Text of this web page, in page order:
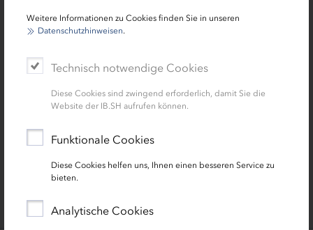
Weitere Informationen zu Cookies finden Sie in unseren
Datenschutzhinweisen.
Technisch notwendige Cookies
Diese Cookies sind zwingend erforderlich, damit Sie die
Website der IB.SH aufrufen können.
Funktionale Cookies
Diese Cookies helfen uns, Ihnen einen besseren Service zu
bieten.
Analytische Cookies
Lohnt sich das? Photovoltaikanlagen auf
kommunalen Dächern
Bürgerenergie als Partner für PV Anlagen auf
rechtliche Rahmenbedingungen
Bürgerbeteiligung
Kommunales Photovoltaik-Potenzial in Schleswig-